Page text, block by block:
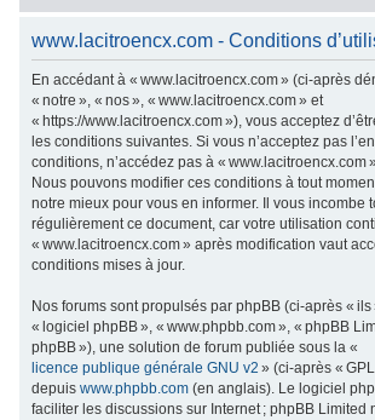
www.lacitroencx.com - Conditions
En accédant à « www.lacitroencx.com » (ci-après
« notre », « nos », « www.lacitroencx.com » et
« https://www.lacitroencx.com »), vous acceptez
les conditions suivantes. Si vous n’acceptez pas
conditions, n’accédez pas à « www.lacitroencx.com
Nous pouvons modifier ces conditions à tout
notre mieux pour vous en informer. Il vous incombe
régulièrement ce document, car votre utilisation
« www.lacitroencx.com » après modification vaut
conditions mises à jour.
Nos forums sont propulsés par phpBB (ci-après « ils
« logiciel phpBB », « www.phpbb.com », « phpBB
phpBB »), une solution de forum publiée sous la «
licence publique générale GNU v2 » (ci-après «
depuiswww.phpbb.com (en anglais). Le logiciel
faciliter les discussions sur Internet ; phpBB Limited